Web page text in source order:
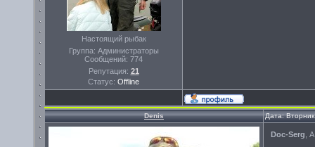
Настоящий рыбак
Группа: Администраторы
Сообщений: 774
Репутация: 21
Статус: Offline
Denis Дата:
Doc-Serg ,